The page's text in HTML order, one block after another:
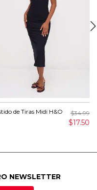
de Tiras Midi H&O $34.99
$17.50
NEWSLETTER